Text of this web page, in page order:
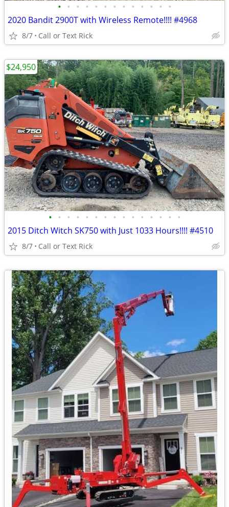
• • • • • • • • • • • • •
2020 Bandit 2900T with Wireless Remote!!!! #4968
8/7 Call or Text Rick
• • • • • • • • • • • • • • •
2015 Ditch Witch SK750 with Just 1033 Hours!!!! #4510
8/7 Call or Text Rick
$24,950